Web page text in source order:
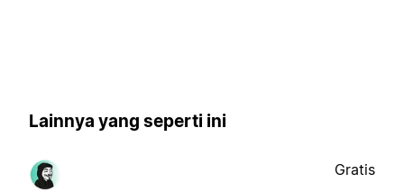
Lainnya yang seperti ini
Gratis